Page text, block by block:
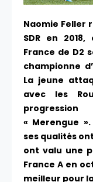
Naomie Feller
SDR en
France de D2
championne
La jeune
avec les
« Merengue
ses qualités
ont valu une
France A en
meilleur pour